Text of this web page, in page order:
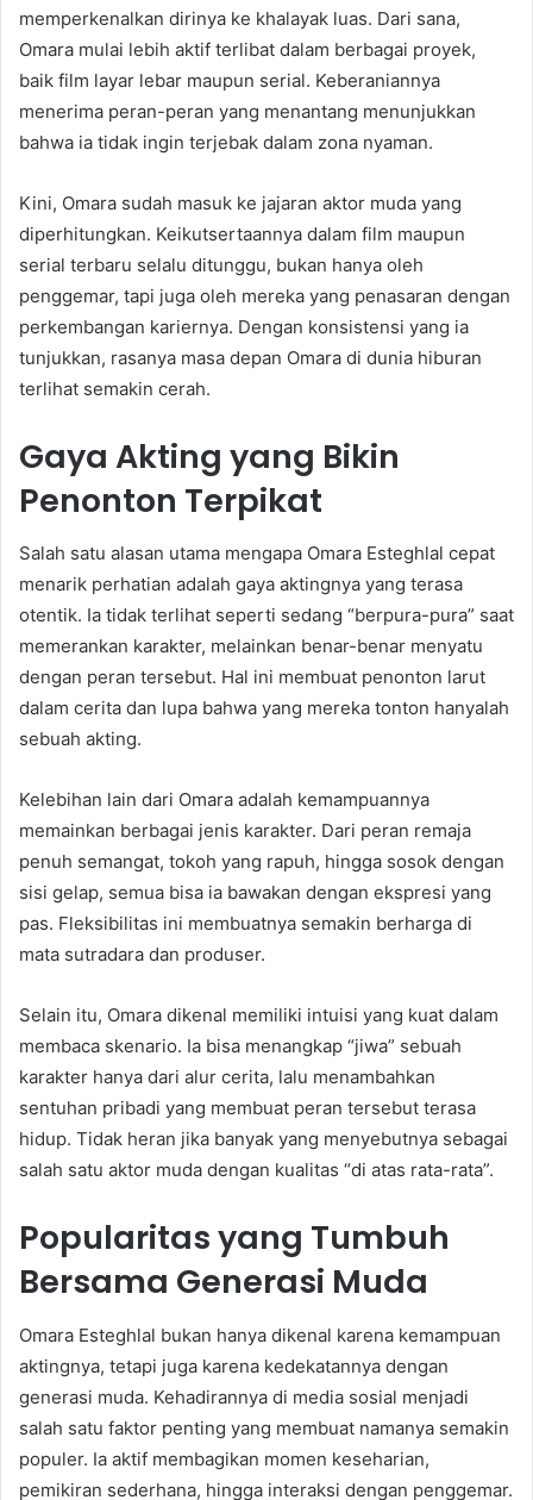
memperkenalkan dirinya ke khalayak luas. Dari sana,
Omara mulai lebih aktif terlibat dalam berbagai proyek,
baik film layar lebar maupun serial. Keberaniannya
menerima peran-peran yang menantang menunjukkan
bahwa ia tidak ingin terjebak dalam zona nyaman.
Kini, Omara sudah masuk ke jajaran aktor muda yang
diperhitungkan. Keikutsertaannya dalam film maupun
serial terbaru selalu ditunggu, bukan hanya oleh
penggemar, tapi juga oleh mereka yang penasaran dengan
perkembangan kariernya. Dengan konsistensi yang ia
tunjukkan, rasanya masa depan Omara di dunia hiburan
terlihat semakin cerah.
Gaya Akting yang Bikin
Penonton Terpikat
Salah satu alasan utama mengapa Omara Esteghlal cepat
menarik perhatian adalah gaya aktingnya yang terasa
otentik. Ia tidak terlihat seperti sedang “berpura-pura” saat
memerankan karakter, melainkan benar-benar menyatu
dengan peran tersebut. Hal ini membuat penonton larut
dalam cerita dan lupa bahwa yang mereka tonton hanyalah
sebuah akting.
Kelebihan lain dari Omara adalah kemampuannya
memainkan berbagai jenis karakter. Dari peran remaja
penuh semangat, tokoh yang rapuh, hingga sosok dengan
sisi gelap, semua bisa ia bawakan dengan ekspresi yang
pas. Fleksibilitas ini membuatnya semakin berharga di
mata sutradara dan produser.
Selain itu, Omara dikenal memiliki intuisi yang kuat dalam
membaca skenario. Ia bisa menangkap “jiwa” sebuah
karakter hanya dari alur cerita, lalu menambahkan
sentuhan pribadi yang membuat peran tersebut terasa
hidup. Tidak heran jika banyak yang menyebutnya sebagai
salah satu aktor muda dengan kualitas “di atas rata-rata”.
Popularitas yang Tumbuh
Bersama Generasi Muda
Omara Esteghlal bukan hanya dikenal karena kemampuan
aktingnya, tetapi juga karena kedekatannya dengan
generasi muda. Kehadirannya di media sosial menjadi
salah satu faktor penting yang membuat namanya semakin
populer. Ia aktif membagikan momen keseharian,
pemikiran sederhana, hingga interaksi dengan penggemar.